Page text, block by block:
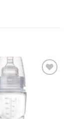
Kedvenceimhez
adom